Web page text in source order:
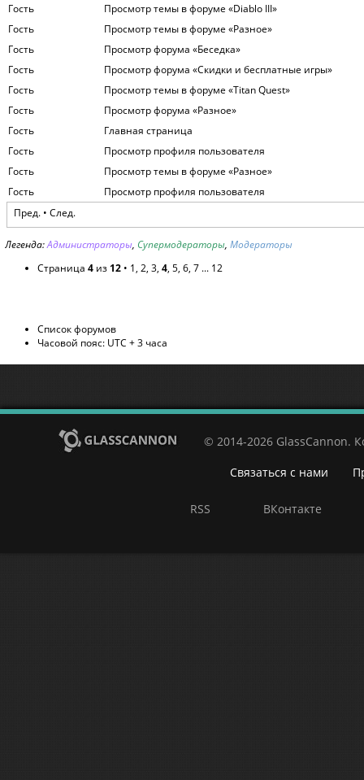
Гость
Просмотр темы в форуме «Diablo III»
Гость
Просмотр темы в форуме «Разное»
Гость
Просмотр форума «Беседка»
Гость
Просмотр форума «Скидки и бесплатные игры»
Гость
Просмотр темы в форуме «Titan Quest»
Гость
Просмотр форума «Разное»
Гость
Главная страница
Гость
Просмотр профиля пользователя
Гость
Просмотр темы в форуме «Разное»
Гость
Просмотр профиля пользователя
Пред.• След.
Легенда:Администраторы, Супермодераторы, Модераторы
Страница 4 из 12 • 1, 2, 3, 4, 5, 6, 7 ... 12
Список форумов
Часовой пояс: UTC + 3 часа
© 2014-2026 GlassCannon.
Связаться с нами
RSS ВКонтакте